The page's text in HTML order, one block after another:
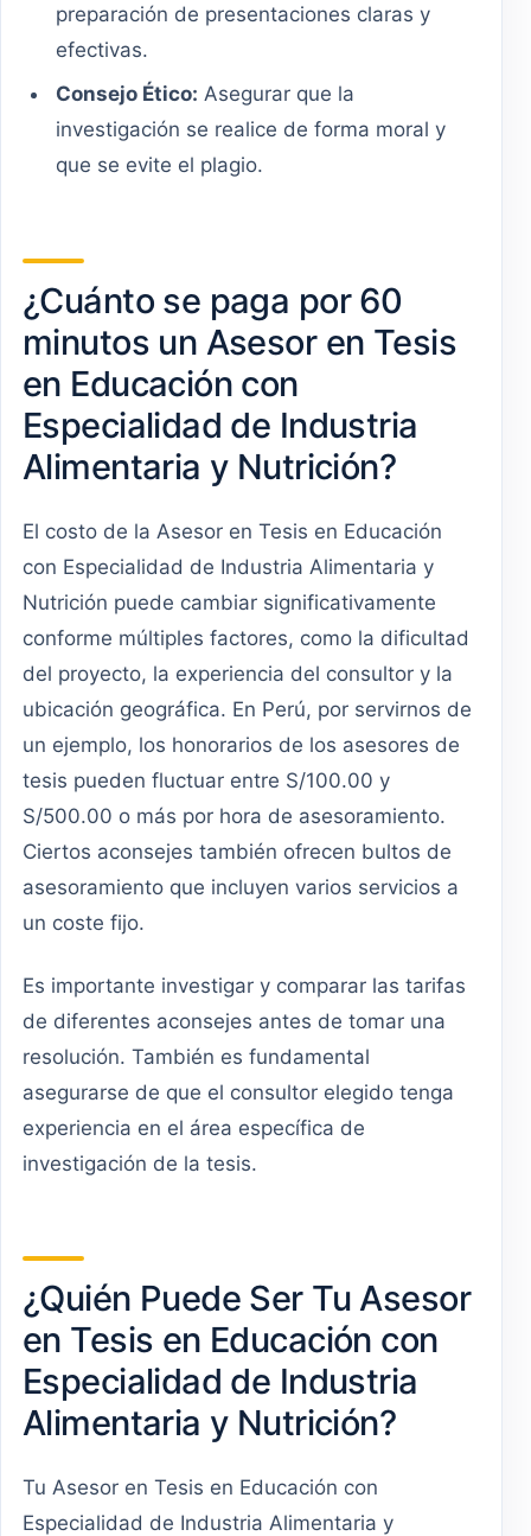
preparación de presentaciones claras y
efectivas.
Consejo Ético: Asegurar que la
investigación se realice de forma moral y
que se evite el plagio.
¿Cuánto se paga por 60
minutos un Asesor en Tesis
en Educación con
Especialidad de Industria
Alimentaria y Nutrición?
El costo de la Asesor en Tesis en Educación
con Especialidad de Industria Alimentaria y
Nutrición puede cambiar significativamente
conforme múltiples factores, como la dificultad
del proyecto, la experiencia del consultor y la
ubicación geográfica. En Perú, por servirnos de
un ejemplo, los honorarios de los asesores de
tesis pueden fluctuar entre S/100.00 y
S/500.00 o más por hora de asesoramiento.
Ciertos aconsejes también ofrecen bultos de
asesoramiento que incluyen varios servicios a
un coste fijo.
Es importante investigar y comparar las tarifas
de diferentes aconsejes antes de tomar una
resolución. También es fundamental
asegurarse de que el consultor elegido tenga
experiencia en el área específica de
investigación de la tesis.
¿Quién Puede Ser Tu Asesor
en Tesis en Educación con
Especialidad de Industria
Alimentaria y Nutrición?
Tu Asesor en Tesis en Educación con
Especialidad de Industria Alimentaria y